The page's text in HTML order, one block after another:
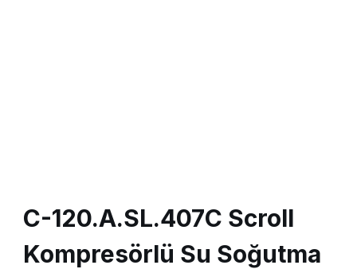
C-120.A.SL.407C Scroll
Kompresörlü Su Soğutma